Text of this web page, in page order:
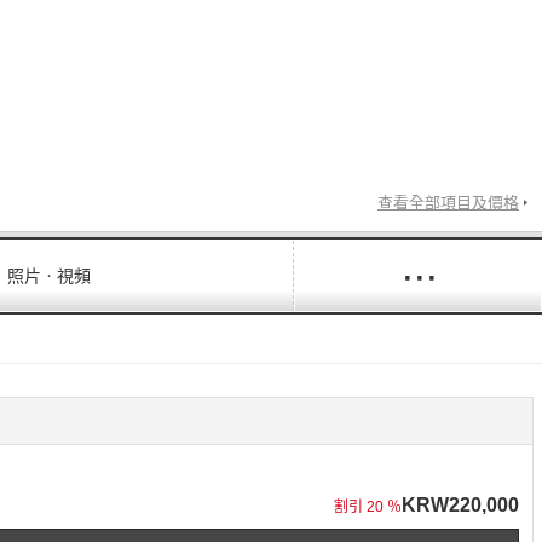
查看全部項目及價格
照片ㆍ視頻 ···
割引 20 ％ KRW220,000